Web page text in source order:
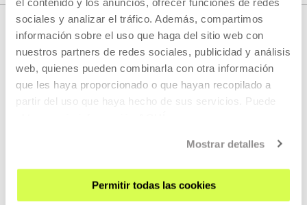
sociales y analizar el tráfico. Además, compartimos
información sobre el uso que haga del sitio web con
nuestros partners de redes sociales, publicidad y análisis
web, quienes pueden combinarla con otra información
que les haya proporcionado o que hayan recopilado a
partir del uso que haya hecho de sus servicios. Puede
Mostrar detalles
Permitir todas las cookies